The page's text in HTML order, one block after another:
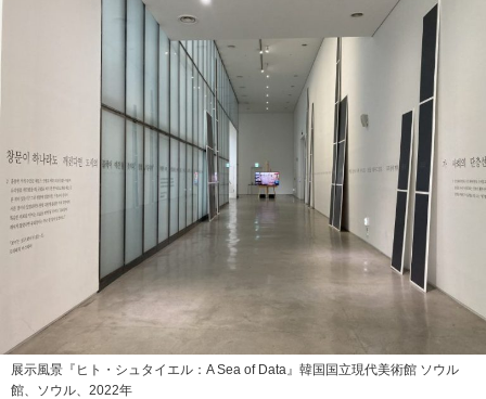
展示風景『ヒト・シュタイエル：A Sea of Data』韓国国立現代美術館 ソウル
館、ソウル、2022年